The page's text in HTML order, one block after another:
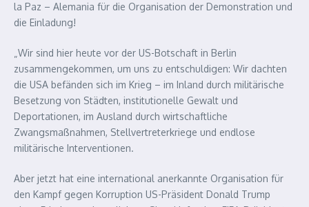
la Paz – Alemania für die Organisation der Demonstration und
die Einladung!
„Wir sind hier heute vor der US-Botschaft in Berlin
zusammengekommen, um uns zu entschuldigen: Wir dachten
die USA befänden sich im Krieg – im Inland durch militärische
Besetzung von Städten, institutionelle Gewalt und
Deportationen, im Ausland durch wirtschaftliche
Zwangsmaßnahmen, Stellvertreterkriege und endlose
militärische Interventionen.
Aber jetzt hat eine international anerkannte Organisation für
den Kampf gegen Korruption US-Präsident Donald Trump